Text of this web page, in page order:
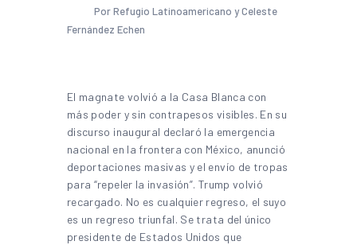
Por Refugio Latinoamericano y Celeste
Fernández Echen
El magnate volvió a la Casa Blanca con
más poder y sin contrapesos visibles. En su
discurso inaugural declaró la emergencia
nacional en la frontera con México, anunció
deportaciones masivas y el envío de tropas
para “repeler la invasión”. Trump volvió
recargado. No es cualquier regreso, el suyo
es un regreso triunfal. Se trata del único
presidente de Estados Unidos que